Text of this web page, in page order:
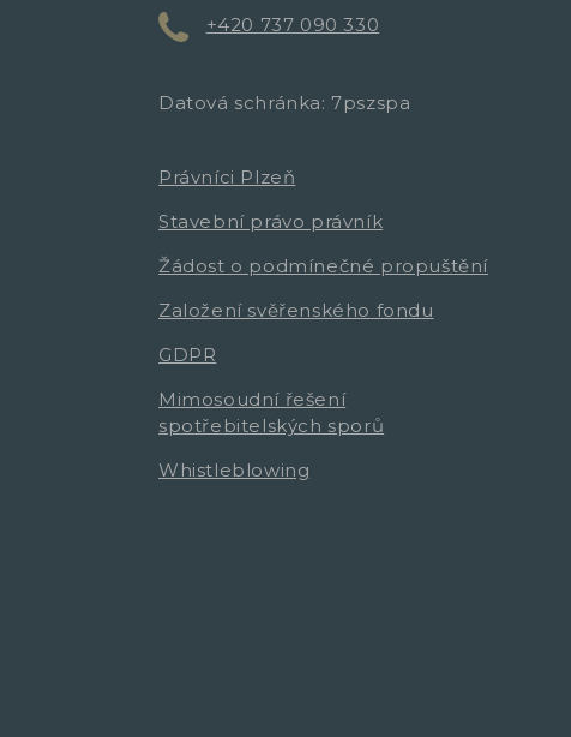
+420 737 090 330
Datová schránka: 7pszspa
Právníci Plzeň
Stavební právo právník
Žádost o podmínečné propuštění
Založení svěřenského fondu
GDPR
Mimosoudní řešení
spotřebitelských sporů
Whistleblowing